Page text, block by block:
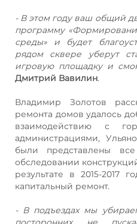
- В этом году ваш общий
программу
среды» и будет
рядом сквере уберут
игровую площадку и
Дмитрий Вавилин.
Владимир Золотов
ремонта домов удалось
взаимодействию с
администрациями,
были представлены
обследовании
результате в 2015-2017
капитальный ремонт.
- В подъездах мы